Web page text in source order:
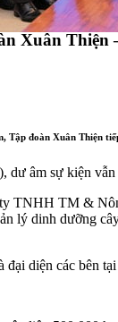
Xuân
đoàn Xuân Thiện
âm sự kiện
TNHH TM &
lý dinh dưỡng